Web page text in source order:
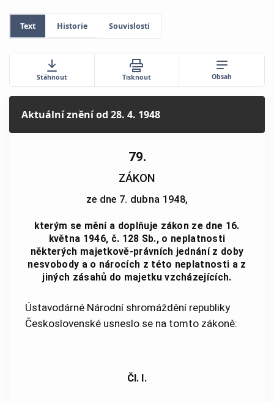
Text Historie Souvislosti
Stáhnout Tisknout Obsah
Aktuální zněníod 28. 4. 1948
79.
ZÁKON
ze dne 7. dubna 1948,
kterým se mění a doplňuje zákon ze dne 16.
května 1946, č. 128 Sb., o neplatnosti
některých majetkově-právních jednání z doby
nesvobody a o nárocích z této neplatnosti a z
jiných zásahů do majetku vzcházejících.
Ústavodárné Národní shromáždění republiky
Československé usneslo se na tomto zákoně:
Čl. I.